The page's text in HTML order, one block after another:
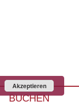
BUCHEN
Akzeptieren